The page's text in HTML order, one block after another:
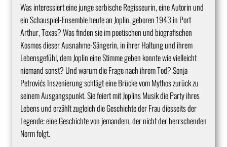
Was interessiert eine junge serbische Regisseurin, eine Autorin und
ein Schauspiel-Ensemble heute an Joplin, geboren 1943 in Port
Arthur, Texas? Was finden sie im poetischen und biografischen
Kosmos dieser Ausnahme-Sängerin, in ihrer Haltung und ihrem
Lebensgefühl, dem Joplin eine Stimme geben konnte wie vielleicht
niemand sonst? Und warum die Frage nach ihrem Tod? Sonja
Petrovićs Inszenierung schlägt eine Brücke vom Mythos zurück zu
seinem Ausgangspunkt. Sie feiert mit Joplins Musik die Party ihres
Lebens und erzählt zugleich die Geschichte der Frau diesseits der
Legende: eine Geschichte von jemandem, der nicht der herrschenden
Norm folgt.